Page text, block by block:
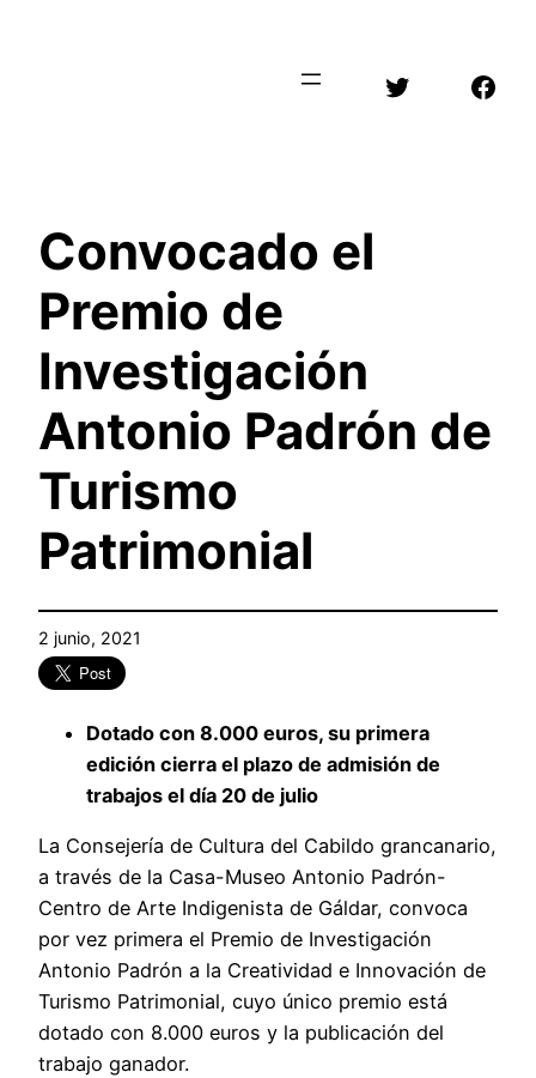
Twitter
Convocado el
Premio de
Investigación
Antonio Padrón de
Turismo
Patrimonial
2 junio, 2021
Dotado con 8.000 euros, su primera
edición cierra el plazo de admisión de
trabajos el día 20 de julio
La Consejería de Cultura del Cabildo grancanario,
a través de la Casa-Museo Antonio Padrón-
Centro de Arte Indigenista de Gáldar, convoca
por vez primera el Premio de Investigación
Antonio Padrón a la Creatividad e Innovación de
Turismo Patrimonial, cuyo único premio está
dotado con 8.000 euros y la publicación del
trabajo ganador.